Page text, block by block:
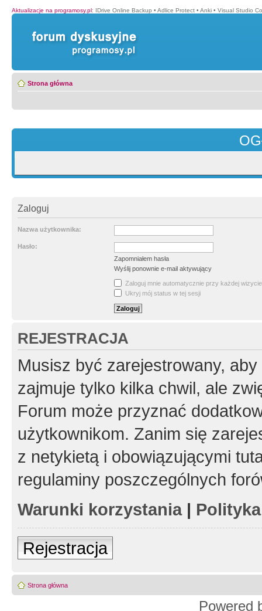
Aktualizacje na programosy.pl: IDrive Online Backup • Adlice Protect • Anki • Visual Studio
Strona główna
Zaloguj
Nazwa użytkownika:
Hasło:
Zapomniałem hasła
Wyślij ponownie e-mail aktywujący
Zaloguj mnie automatycznie przy każdej wizycie
Ukryj mój status w tej sesji
REJESTRACJA
Musisz być zarejestrowany,
zajmuje tylko kilka chwil, ale
Forum może przyznać
użytkownikom. Zanim się
z netykietą i obowiązującymi
regulaminy poszczególnych
Warunki korzystania|
Rejestracja
Strona główna
Powered